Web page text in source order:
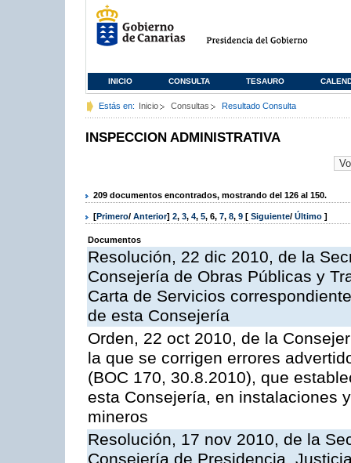
INICIO CONSULTA TESAURO
Estás en: Inicio Consultas Resultado Consulta
INSPECCION ADMINISTRATIVA
209 documentos encontrados, mostrando del 126 al 150.
[Primero/ Anterior] 2, 3, 4, 5, 6, 7, 8, 9 [ Siguiente/ Último ]
Documentos
Resolución, 22 dic 2010, de la
Consejería de Obras Públicas y
Carta de Servicios
de esta Consejería
Orden, 22 oct 2010, de la
la que se corrigen errores
(BOC 170, 30.8.2010), que
esta Consejería, en instalaciones
mineros
Resolución, 17 nov 2010, de la